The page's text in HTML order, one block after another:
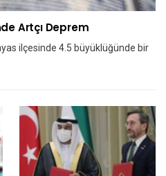
Artçı Deprem
ilçesinde 4.5 büyüklüğünde bir